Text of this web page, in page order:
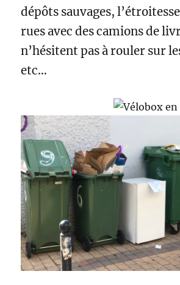
dépôts sauvages,
rues avec des camions de
n’hésitent pas à rouler sur
etc…